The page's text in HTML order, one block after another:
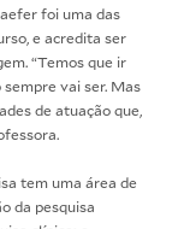
foi uma das
e acredita ser
“Temos que ir
sempre vai ser. Mas
de atuação que,
tem uma área de
da pesquisa